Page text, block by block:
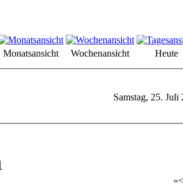
Monatsansicht Wochenansicht
Heute
Samstag, 25. Juli
«<